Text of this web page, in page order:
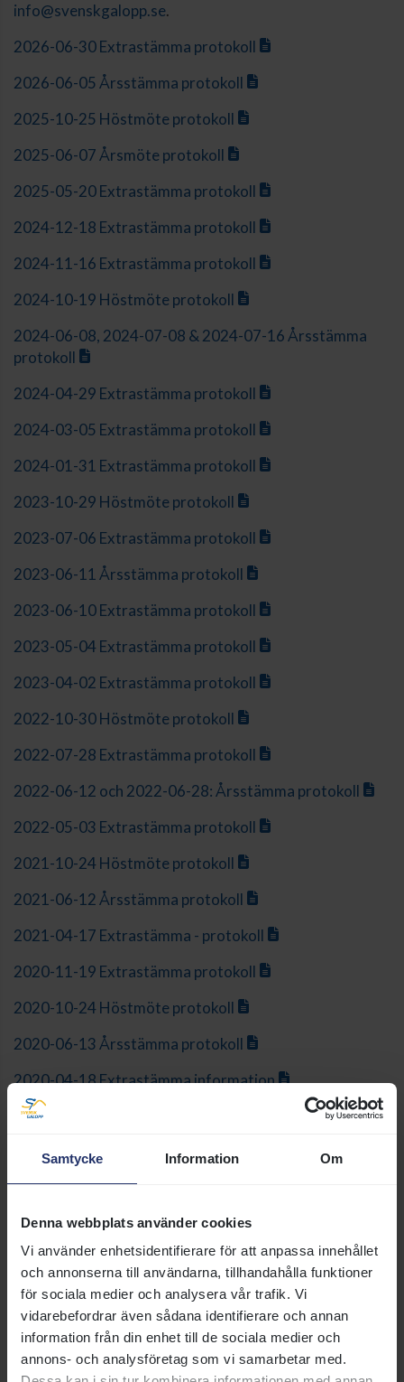
Samtycke Information Om
Denna webbplats använder cookies
Vi använder enhetsidentifierare för att anpassa innehållet
och annonserna till användarna, tillhandahålla funktioner
för sociala medier och analysera vår trafik. Vi
vidarebefordrar även sådana identifierare och annan
information från din enhet till de sociala medier och
annons- och analysföretag som vi samarbetar med.
info@svenskgalopp.se.
2026-06-30 Extrastämma protokoll
2026-06-05 Årsstämma protokoll
2025-10-25 Höstmöte protokoll
2025-06-07 Årsmöte protokoll
2025-05-20 Extrastämma protokoll
2024-12-18 Extrastämma protokoll
2024-11-16 Extrastämma protokoll
2024-10-19 Höstmöte protokoll
2024-06-08, 2024-07-08 & 2024-07-16 Årsstämma
protokoll
2024-04-29 Extrastämma protokoll
2024-03-05 Extrastämma protokoll
2024-01-31 Extrastämma protokoll
2023-10-29 Höstmöte protokoll
2023-07-06 Extrastämma protokoll
2023-06-11 Årsstämma protokoll
2023-06-10 Extrastämma protokoll
2023-05-04 Extrastämma protokoll
2023-04-02 Extrastämma protokoll
2022-10-30 Höstmöte protokoll
2022-07-28 Extrastämma protokoll
2022-06-12 och 2022-06-28: Årsstämma protokoll
2022-05-03 Extrastämma protokoll
2021-10-24 Höstmöte protokoll
2021-06-12 Årsstämma protokoll
2021-04-17 Extrastämma - protokoll
2020-11-19 Extrastämma protokoll
2020-10-24 Höstmöte protokoll
2020-06-13 Årsstämma protokoll
2020-04-18 Extrastämma information
2019-10-20 Höstmöte protokoll
2019-09-01 Extrastämma protokoll
2019-04-13 Årsstämma protokoll
2018-10-28 Höstmöte protokoll
2018-04-21 Årsstämma protokoll
2018-02-03 Extrastämma protokoll